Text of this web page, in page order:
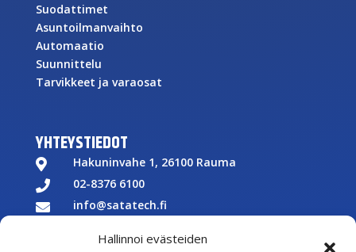
Hallinnoi evästeiden
Suodattimet
Asuntoilmanvaihto
Automaatio
Suunnittelu
Tarvikkeet ja varaosat
YHTEYSTIEDOT
 Hakuninvahe 1, 26100 Rauma
 02-8376 6100
 info@satatech.fi
Y-tunnus: 2575266-3